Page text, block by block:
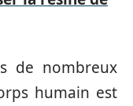
de nombreux
humain est